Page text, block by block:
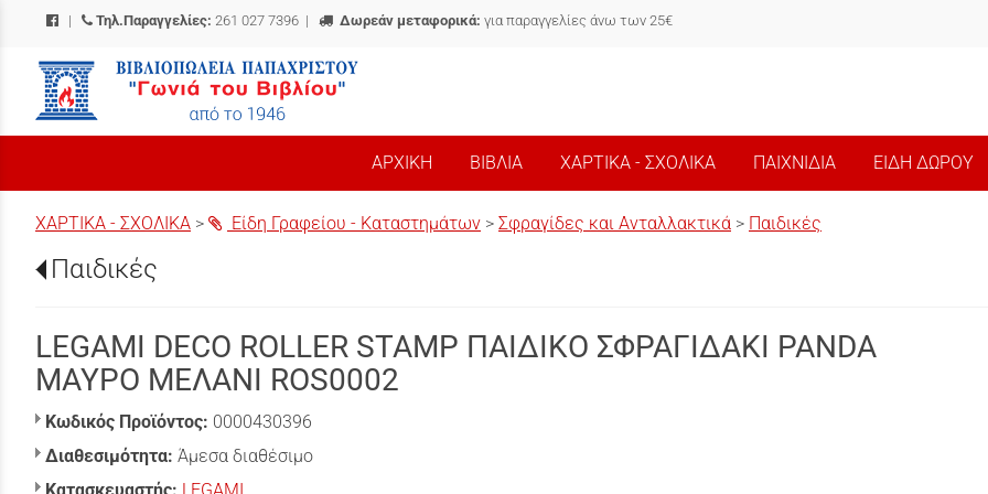
| Τηλ.Παραγγελίες: 261 027 7396 | Δωρεάν μεταφορικά: για παραγγελίες άνω των 25€
/
ΑΡΧΙΚΗ ΒΙΒΛΙΑ ΧΑΡΤΙΚΑ - ΣΧΟΛΙΚΑ ΠΑΙΧΝΙΔΙΑ ΕΙΔΗ ΔΩΡΟΥ
ΧΑΡΤΙΚΑ - ΣΧΟΛΙΚΑ > Είδη Γραφείου - Καταστημάτων > Σφραγίδες και Ανταλλακτικά > Παιδικές
Παιδικές
LEGAMI DECO ROLLER STAMP ΠΑΙΔΙΚΟ ΣΦΡΑΓΙΔΑΚΙ PANDA
ΜΑΥΡΟ ΜΕΛΑΝΙ ROS0002
Κωδικός Προϊόντος: 0000430396
Διαθεσιμότητα: Άμεσα διαθέσιμο